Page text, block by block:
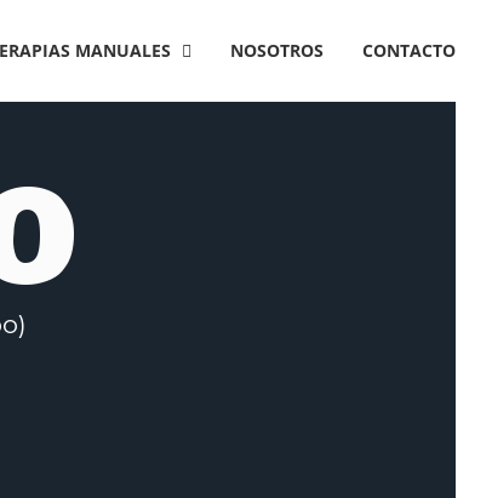
MANUALES NOSOTROS CONTACTO